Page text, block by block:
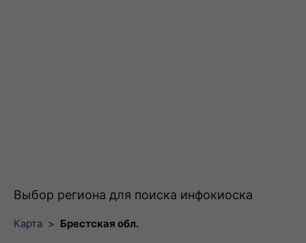
Выбор региона для поиска инфокиоска
Карта > Брестская обл.